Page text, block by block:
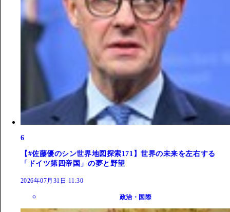
6
【#佐藤優のシン世界地図探索171】世界の未来を左右する
「ドイツ第四帝国」の夢と野望
2026年07月31日 11:30
政治・国際